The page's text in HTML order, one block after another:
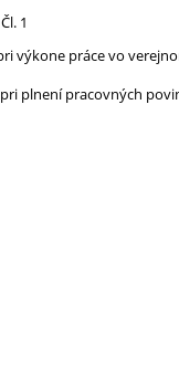
Čl. 1
výkone práce vo
plnení pracovných